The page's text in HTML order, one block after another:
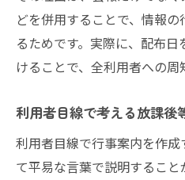
どを併用することで、情報
るためです。実際に、配布
けることで、全利用者への周
利用者目線で考える放課後
利用者目線で行事案内を作
て平易な言葉で説明するこ